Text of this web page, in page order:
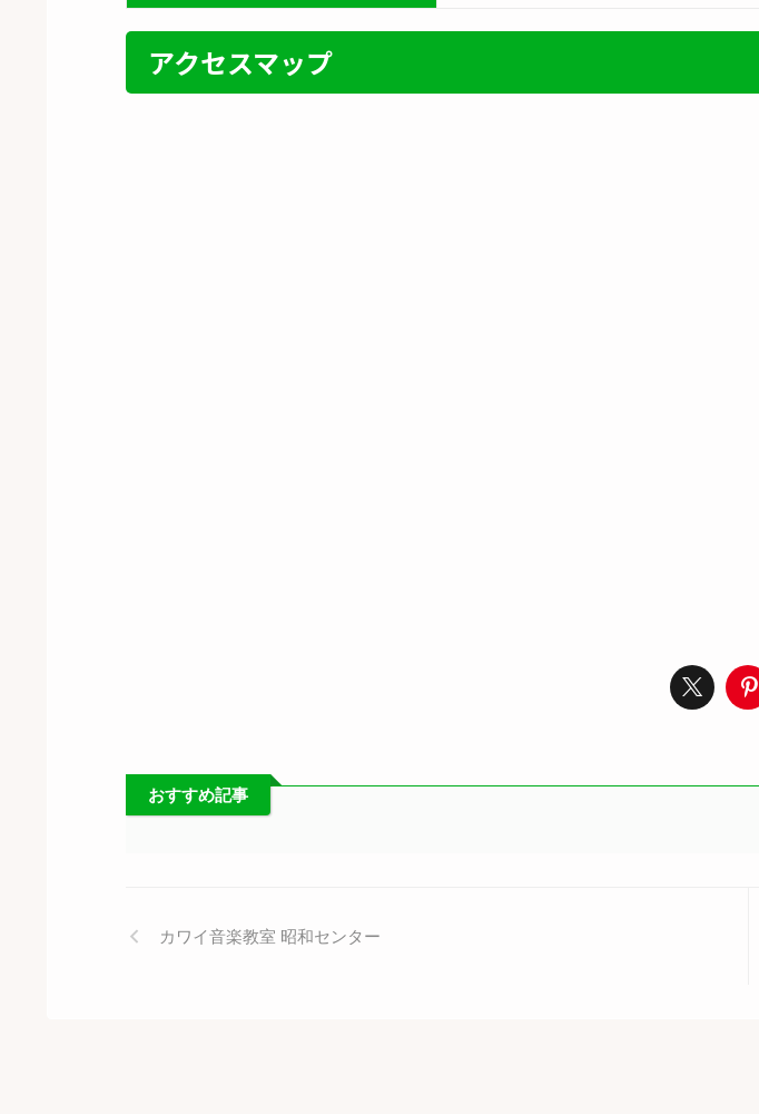
アクセスマップ
おすすめ記事
カワイ音楽教室 昭和センター